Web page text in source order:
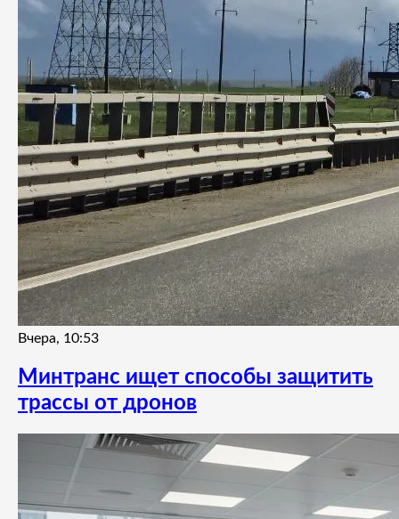
Вчера, 10:53
Минтранс ищет способы защитить
трассы от дронов